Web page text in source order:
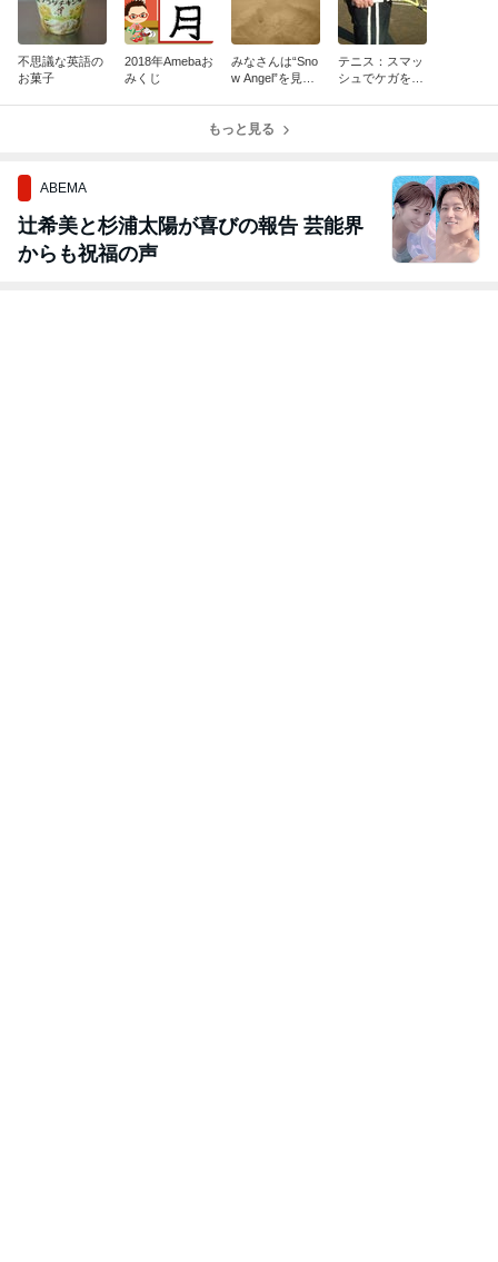
不思議な英語の
お菓子
2018年Amebaお
みくじ
みなさんは“Sno
w Angel”を見た
テニス：スマッ
シュでケガをし
もっと見る
ABEMA
辻希美と杉浦太陽が喜びの報告 芸能界
からも祝福の声